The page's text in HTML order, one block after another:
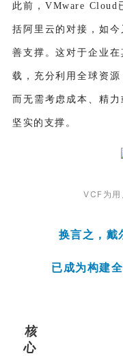
此前，VMware Cloud
括阿里云的对接，如
善支撑。这对于企业
载，充分利用全球资源
而无需考虑成本、精
坚实的支撑。
VCF为用
换言之，戴
已成为构建
核
心